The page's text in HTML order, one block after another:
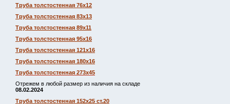
Труба толстостенная 76х12
Труба толстостенная 83х13
Труба толстостенная 89х11
Труба толстостенная 95х16
Труба толстостенная 121х16
Труба толстостенная 180х16
Труба толстостенная 273х45
Отрежем в любой размер из наличия на складе
08.02.2024
Труба толстостенная 152х25 ст.20